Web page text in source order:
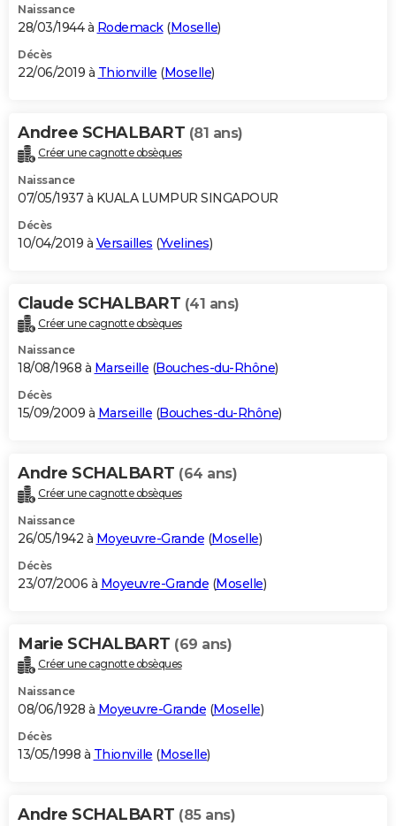
Naissance
28/03/1944 à Rodemack(Moselle)
Décès
22/06/2019 à Thionville (Moselle)
Andree SCHALBART (81 ans)
Créer une cagnotte obsèques
Naissance
07/05/1937 à KUALA LUMPUR SINGAPOUR
Décès
10/04/2019 à Versailles (Yvelines)
Claude SCHALBART (41 ans)
Créer une cagnotte obsèques
Naissance
18/08/1968 à Marseille (Bouches-du-Rhône)
Décès
15/09/2009 à Marseille (Bouches-du-Rhône)
Andre SCHALBART (64 ans)
Créer une cagnotte obsèques
Naissance
26/05/1942 à Moyeuvre-Grande (Moselle)
Décès
23/07/2006 à Moyeuvre-Grande (Moselle)
Marie SCHALBART (69 ans)
Créer une cagnotte obsèques
Naissance
08/06/1928 à Moyeuvre-Grande (Moselle)
Décès
13/05/1998 à Thionville (Moselle)
Andre SCHALBART (85 ans)